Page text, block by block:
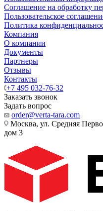
Соглашение на обработку
Пользовательское
Политика
Компания
О компании
Документы
Партнеры
Отзывы
Контакты
+7 495 032-76-32
Заказать звонок
Задать вопрос
order@verta-tara.com
Москва, ул. Средняя
дом 3